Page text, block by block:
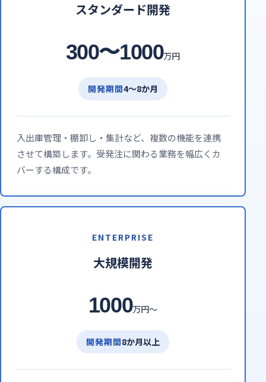
スタンダード開発
300〜1000万円
開発期間4〜8か月
入出庫管理・棚卸し・集計など、複数の機能を連携
させて構築します。受発注に関わる業務を幅広くカ
バーする構成です。
ENTERPRISE
大規模開発
1000万円〜
開発期間8か月以上